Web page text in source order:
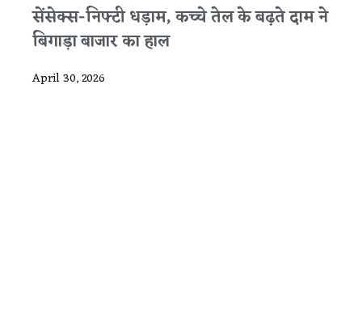
सेंसेक्स-निफ्टी धड़ाम, कच्चे तेल के बढ़ते दाम ने
बिगाड़ा बाजार का हाल
April 30, 2026